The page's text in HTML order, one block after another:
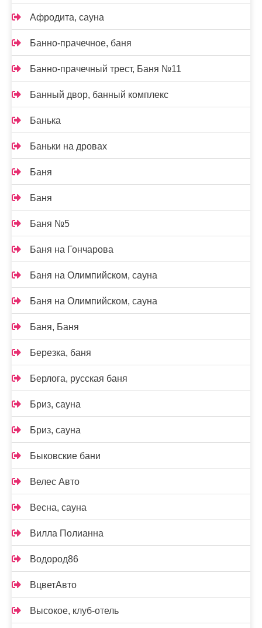
Афродита, сауна
Банно-прачечное, баня
Банно-прачечный трест, Баня №11
Банный двор, банный комплекс
Банька
Баньки на дровах
Баня
Баня
Баня №5
Баня на Гончарова
Баня на Олимпийском, сауна
Баня на Олимпийском, сауна
Баня, Баня
Березка, баня
Берлога, русская баня
Бриз, сауна
Бриз, сауна
Быковские бани
Велес Авто
Весна, сауна
Вилла Полианна
Водород86
ВцветАвто
Высокое, клуб-отель